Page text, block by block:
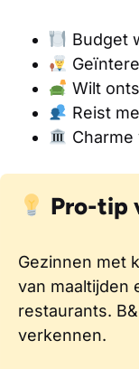
Budget
Wilt
Reist
Pro-tip
Gezinnen met
van maaltijden
restaurants.
verkennen.